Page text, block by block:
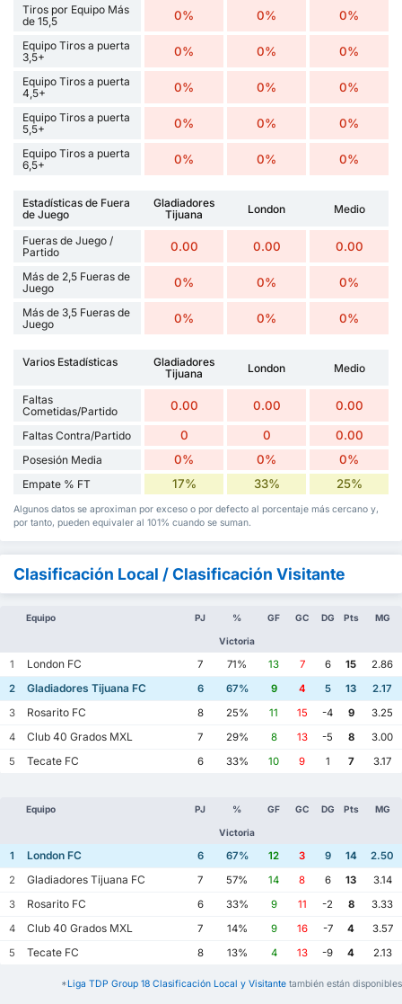
Tiros por Equipo Más
de 15,5
0% 0% 0%
Equipo Tiros a puerta
3,5+
0% 0% 0%
Equipo Tiros a puerta
4,5+
0% 0% 0%
Equipo Tiros a puerta
5,5+
0% 0% 0%
Equipo Tiros a puerta
6,5+
0% 0% 0%
Estadísticas de Fuera
de Juego
Gladiadores
Tijuana
London Medio
Fueras de Juego /
Partido
0.00 0.00 0.00
Más de 2,5 Fueras de
Juego
0% 0% 0%
Más de 3,5 Fueras de
Juego
0% 0% 0%
Varios Estadísticas
Gladiadores
Tijuana
London Medio
Faltas
Cometidas/Partido
0.00 0.00 0.00
Faltas Contra/Partido 0 0 0.00
Posesión Media 0% 0% 0%
Empate % FT 17% 33% 25%
Algunos datos se aproximan por exceso o por defecto al porcentaje más cercano y,
por tanto, pueden equivaler al 101% cuando se suman.
Clasificación Local / Clasificación Visitante
Equipo PJ %
Victoria
GF GC DG Pts MG
1 London FC 7 71% 13 7 6 15
2.86
2
Gladiadores Tijuana FC 6 67% 9 4 5 13
2.17
3
Rosarito FC 8 25% 11 15 -4 9
3.25
4
Club 40 Grados MXL 7 29% 8 13 -5 8
3.00
5
Tecate FC 6 33% 10 9 1 7 3.17
Equipo PJ %
Victoria
GF GC DG Pts MG
1 London FC 6 67% 12 3 9 14
2.50
2
Gladiadores Tijuana FC 7 57% 14 8 6 13
3.14
3
Rosarito FC 6 33% 9 11 -2 8
3.33
4
Club 40 Grados MXL 7 14% 9 16 -7 4
3.57
5
Tecate FC 8 13% 4 13 -9 4 2.13
*Liga TDP Group 18 Clasificación Local y Visitante también están disponibles